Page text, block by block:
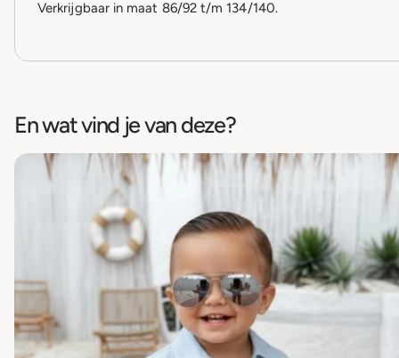
Verkrijgbaar in maat 86/92 t/m 134/140.
En wat vind je van deze?